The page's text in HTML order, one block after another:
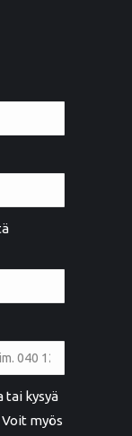
tai kysyä
myös